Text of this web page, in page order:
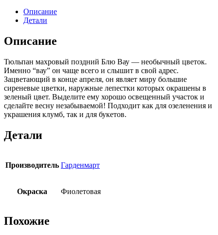
Описание
Детали
Описание
Тюльпан махровый поздний Блю Вау — необычный цветок.
Именно “вау” он чаще всего и слышит в свой адрес.
Зацветающий в конце апреля, он являет миру большие
сиреневые цветки, наружные лепестки которых окрашены в
зеленый цвет. Выделите ему хорошо освещенный участок и
сделайте весну незабываемой! Подходит как для озеленения и
украшения клумб, так и для букетов.
Детали
Производитель Гарденмарт
Окраска Фиолетовая
Похожие